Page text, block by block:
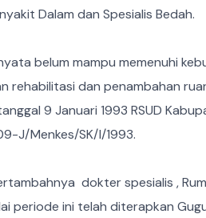
Dalam dan Spesialis Bedah.
belum mampu memenuhi
dan penambahan
9 Januari 1993 RSUD
J/Menkes/SK/I/1993.
dokter spesialis ,
periode ini telah diterapkan